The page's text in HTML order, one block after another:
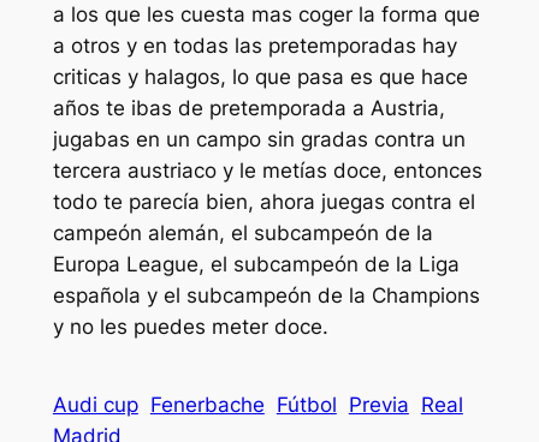
a los que les cuesta mas coger la forma que
a otros y en todas las pretemporadas hay
criticas y halagos, lo que pasa es que hace
años te ibas de pretemporada a Austria,
jugabas en un campo sin gradas contra un
tercera austriaco y le metías doce, entonces
todo te parecía bien, ahora juegas contra el
campeón alemán, el subcampeón de la
Europa League, el subcampeón de la Liga
española y el subcampeón de la Champions
y no les puedes meter doce.
Audi cup Fenerbache Fútbol Previa Real
Madrid